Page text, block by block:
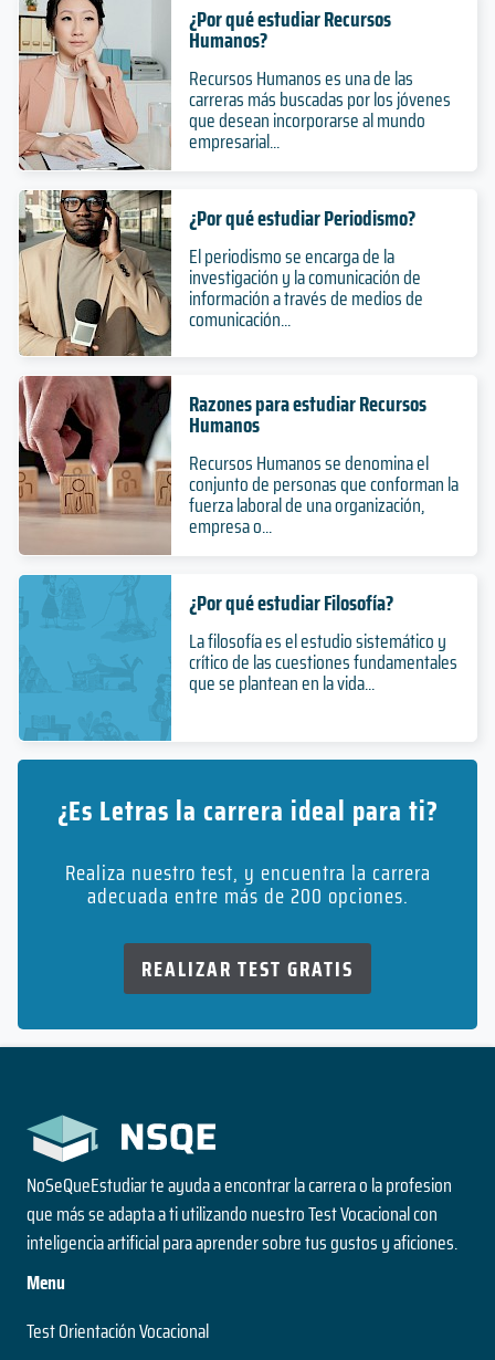
¿Por qué estudiar Recursos
Humanos?
Recursos Humanos es una de las
carreras más buscadas por los jóvenes
que desean incorporarse al mundo
empresarial...
¿Por qué estudiar Periodismo?
El periodismo se encarga de la
investigación y la comunicación de
información a través de medios de
comunicación...
Razones para estudiar Recursos
Humanos
Recursos Humanos se denomina el
conjunto de personas que conforman la
fuerza laboral de una organización,
empresa o...
¿Por qué estudiar Filosofía?
La filosofía es el estudio sistemático y
crítico de las cuestiones fundamentales
que se plantean en la vida...
¿Es Letras la carrera ideal para ti?
Realiza nuestro test, y encuentra la carrera
adecuada entre más de 200 opciones.
REALIZAR TEST GRATIS
NoSeQueEstudiar te ayuda a encontrar la carrera o la profesion
que más se adapta a ti utilizando nuestro Test Vocacional con
inteligencia artificial para aprender sobre tus gustos y aficiones.
Menu
Test Orientación Vocacional